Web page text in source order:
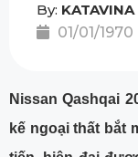
By: KATAVINA
01/01/1970
Nissan Qashqai
kế ngoại thất bắt